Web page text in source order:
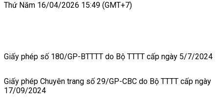
Thứ Năm 16/04/2026 15:49 (GMT+7)
Giấy phép số 180/GP-BTTTT do Bộ TTTT cấp ngày 5/7/2024
Giấy phép Chuyên trang số 29/GP-CBC do Bộ TTTT cấp ngày
17/09/2024